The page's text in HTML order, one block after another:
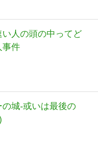
人の頭の中ってど
事件
城-或いは最後の